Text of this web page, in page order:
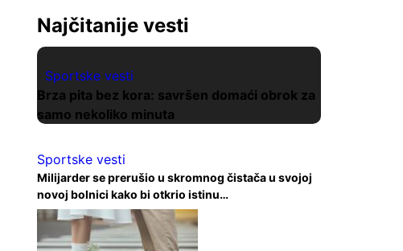
Najčitanije vesti
Sportske vesti
Brza pita bez kora: savršen domaći obrok za
samo nekoliko minuta
Sportske vesti
Milijarder se prerušio u skromnog čistača u svojoj
novoj bolnici kako bi otkrio istinu…